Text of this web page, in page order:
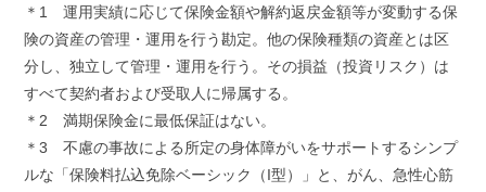
＊1 運用実績に応じて保険金額や解約返戻金額等が変動する保
険の資産の管理・運用を行う勘定。他の保険種類の資産とは区
分し、独立して管理・運用を行う。その損益（投資リスク）は
すべて契約者および受取人に帰属する。
＊2 満期保険金に最低保証はない。
＊3 不慮の事故による所定の身体障がいをサポートするシンプ
ルな「保険料払込免除ベーシック（I型）」と、がん、急性心筋